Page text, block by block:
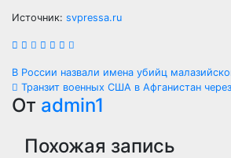
Источник: svpressa.ru
Навигация
по
записям
В России назвали имена убийц
Транзит военных США в Афганистан
От admin1
Похожая запись